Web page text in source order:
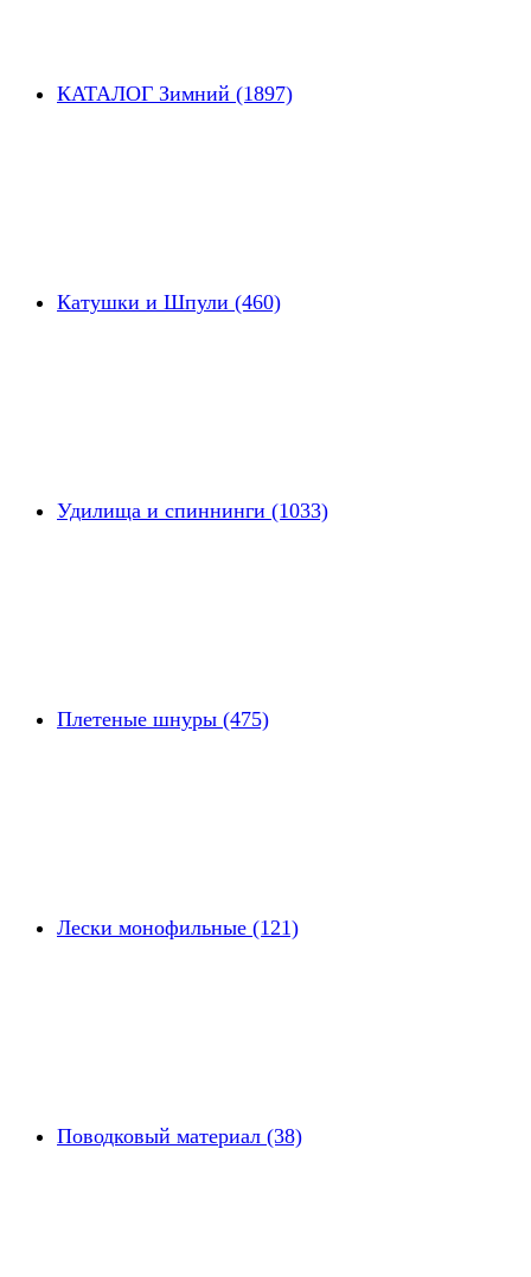
КАТАЛОГ Зимний (1897)
Катушки и Шпули (460)
Удилища и спиннинги (1033)
Плетеные шнуры (475)
Лески монофильные (121)
Поводковый материал (38)